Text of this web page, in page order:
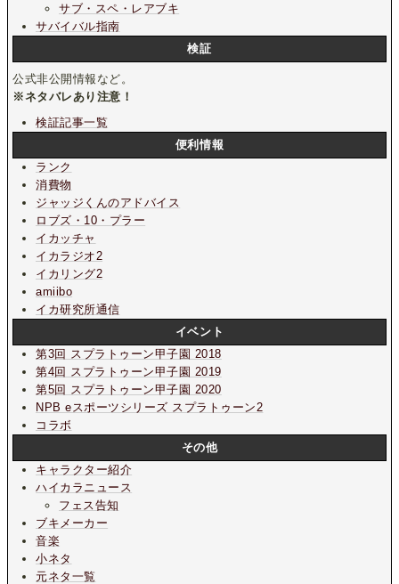
サブ・スペ・レアブキ
サバイバル指南
検証
公式非公開情報など。
※ネタバレあり注意！
検証記事一覧
便利情報
ランク
消費物
ジャッジくんのアドバイス
ロブズ・10・プラー
イカッチャ
イカラジオ2
イカリング2
amiibo
イカ研究所通信
イベント
第3回 スプラトゥーン甲子園 2018
第4回 スプラトゥーン甲子園 2019
第5回 スプラトゥーン甲子園 2020
NPB eスポーツシリーズ スプラトゥーン2
コラボ
その他
キャラクター紹介
ハイカラニュース
フェス告知
ブキメーカー
音楽
小ネタ
元ネタ一覧